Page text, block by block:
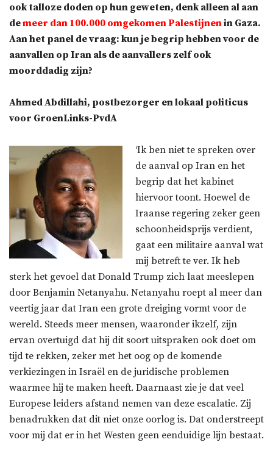
ook talloze doden op hun geweten, denk alleen al aan
demeer dan 100.000 omgekomen Palestijnenin Gaza.
Aan het panel de vraag: kun je begrip hebben voor de
aanvallen op Iran als de aanvallers zelf ook
moorddadig zijn?
Ahmed Abdillahi, postbezorger en lokaal politicus
voor GroenLinks-PvdA
‘Ik ben niet te spreken over
de aanval op Iran en het
begrip dat het kabinet
hiervoor toont. Hoewel de
Iraanse regering zeker geen
schoonheidsprijs verdient,
gaat een militaire aanval wat
mij betreft te ver. Ik heb
sterk het gevoel dat Donald Trump zich laat meeslepen
door Benjamin Netanyahu. Netanyahu roept al meer dan
veertig jaar dat Iran een grote dreiging vormt voor de
wereld. Steeds meer mensen, waaronder ikzelf, zijn
ervan overtuigd dat hij dit soort uitspraken ook doet om
tijd te rekken, zeker met het oog op de komende
verkiezingen in Israël en de juridische problemen
waarmee hij te maken heeft. Daarnaast zie je dat veel
Europese leiders afstand nemen van deze escalatie. Zij
benadrukken dat dit niet onze oorlog is. Dat onderstreept
voor mij dat er in het Westen geen eenduidige lijn bestaat.